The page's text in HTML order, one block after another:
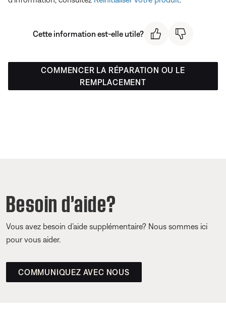
Cette information est-elle utile?
COMMENCER LA RÉPARATION OU LE
REMPLACEMENT
Besoin d’aide?
Vous avez besoin d’aide supplémentaire? Nous sommes ici
pour vous aider.
COMMUNIQUEZ AVEC NOUS